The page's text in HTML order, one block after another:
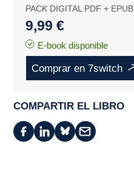
PACK DIGITAL PDF + EPUB
9,99 €
E-book disponible
Comprar en 7switch
COMPARTIR EL LIBRO